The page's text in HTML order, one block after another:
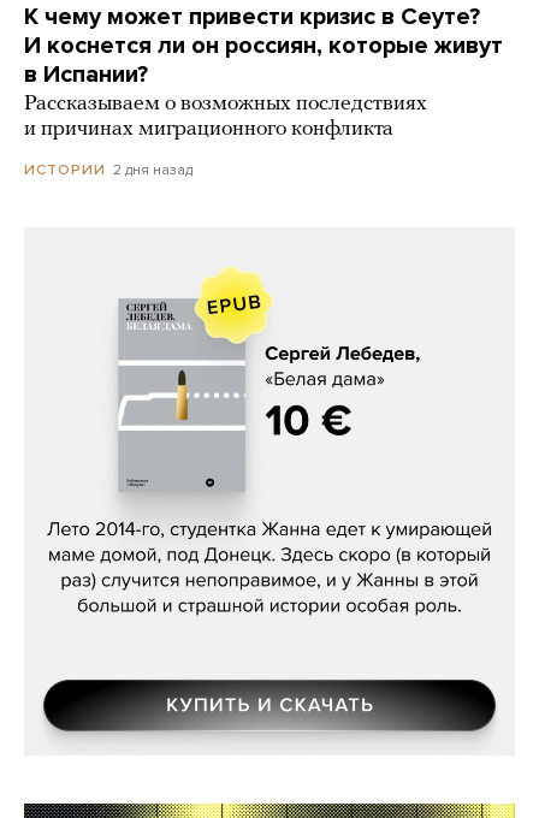
К чему может привести кризис в Сеуте?
И коснется ли он россиян, которые живут
в Испании?
Рассказываем о возможных последствиях
и причинах миграционного конфликта
ИСТОРИИ 2 дня назад
Сергей Лебедев, «Белая дама»